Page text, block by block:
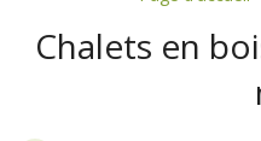
Chalets en